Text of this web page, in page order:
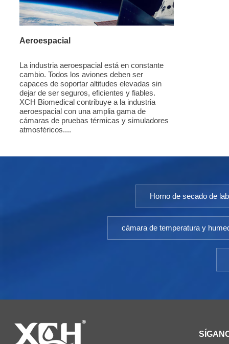
Aeroespacial
La industria aeroespacial está en constante
cambio. Todos los aviones deben ser
capaces de soportar altitudes elevadas sin
dejar de ser seguros, eficientes y fiables.
XCH Biomedical contribuye a la industria
aeroespacial con una amplia gama de
cámaras de pruebas térmicas y simuladores
atmosféricos....
Horno de secado de
cámara de temperatura y